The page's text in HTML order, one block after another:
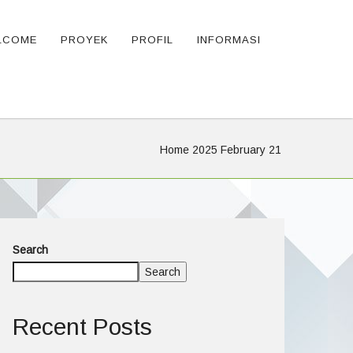
PROYEK PROFIL INFORMASI
Home 2025 February 21
Search
Search
Recent Posts